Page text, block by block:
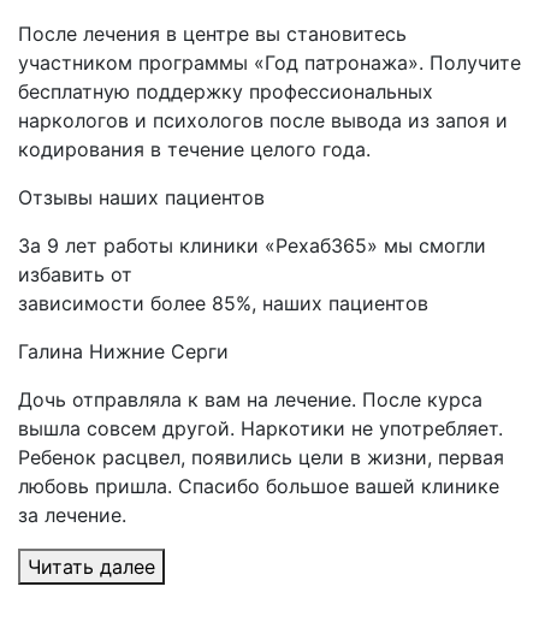
После лечения в центре вы становитесь
участником программы «Год патронажа». Получите
бесплатную поддержку профессиональных
наркологов и психологов после вывода из запоя и
кодирования в течение целого года.
Отзывы наших пациентов
За 9 лет работы клиники «Рехаб365» мы смогли
избавить от
зависимости более 85%, наших пациентов
Галина Нижние Серги
Дочь отправляла к вам на лечение. После курса
вышла совсем другой. Наркотики не употребляет.
Ребенок расцвел, появились цели в жизни, первая
любовь пришла. Спасибо большое вашей клинике
за лечение.
Читать далее